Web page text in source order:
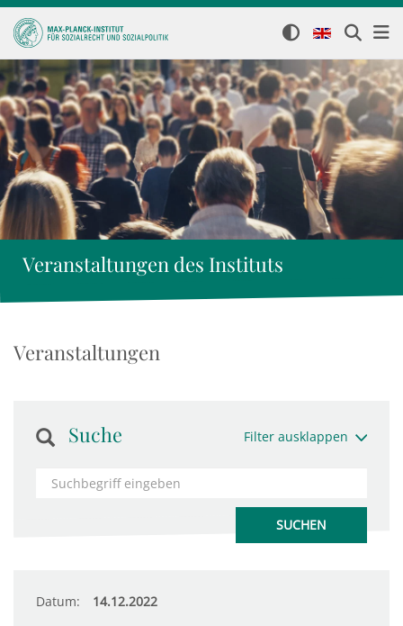
Veranstaltungen des Instituts
Veranstaltungen
Suche Filter ausklappen
Datum: 14.12.2022